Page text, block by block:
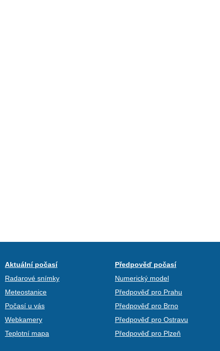
Aktuální počasí
Radarové snímky
Meteostanice
Počasí u vás
Webkamery
Teplotní mapa
Předpověď počasí
Numerický model
Předpověď pro Prahu
Předpověď pro Brno
Předpověď pro Ostravu
Předpověď pro Plzeň